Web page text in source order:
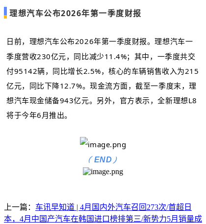
理想汽车公布2026年第一季度财报
日前， 理想汽车公布2026年第一季度财报。理想汽车一
季度营收230亿元，同比减少11.4%；其中，一季度共交
付95142辆，同比增长2.5%，核心的车辆销售收入为215
亿元，同比下降12.7%。现金流方面，截至一季度末，理
想汽车现金储备943亿元。另外，官方表示，全新理想L8
将于今年6月推出。
(END )
上一篇： 车讯早知道 | 4月国内外汽车召回273次/首超日
本，4月中国产汽车在韩国进口榜排第三/新势力5月销量成